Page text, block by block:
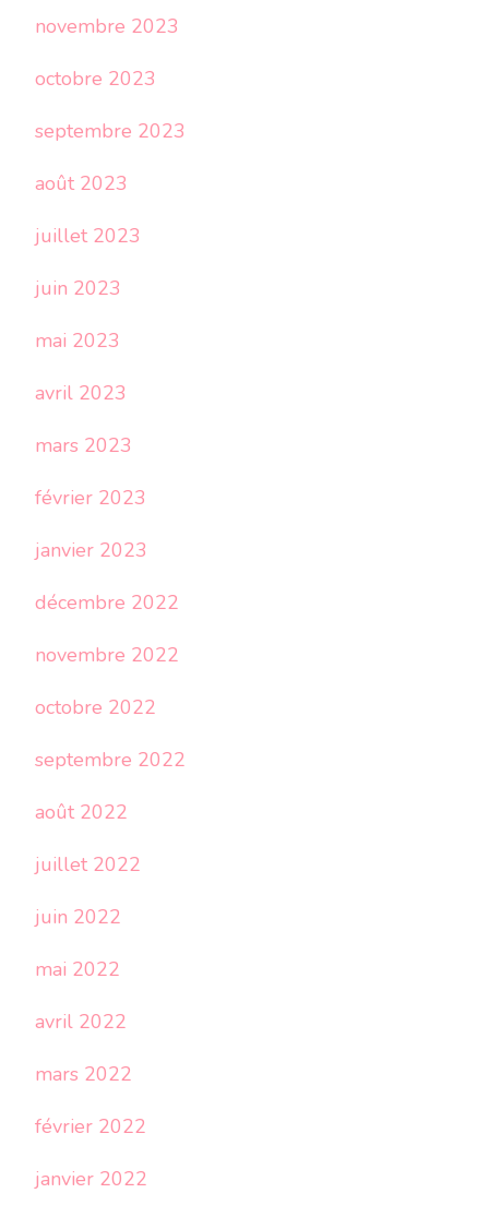
novembre 2023
octobre 2023
septembre 2023
août 2023
juillet 2023
juin 2023
mai 2023
avril 2023
mars 2023
février 2023
janvier 2023
décembre 2022
novembre 2022
octobre 2022
septembre 2022
août 2022
juillet 2022
juin 2022
mai 2022
avril 2022
mars 2022
février 2022
janvier 2022